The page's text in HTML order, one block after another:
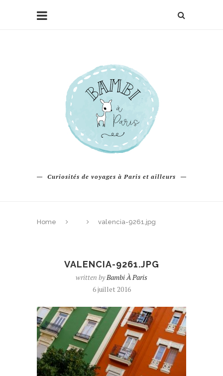
Curiosités de voyages à Paris et ailleurs
Home valencia-9261.jpg
VALENCIA-9261.JPG
written byBambi À Paris
6 juillet 2016